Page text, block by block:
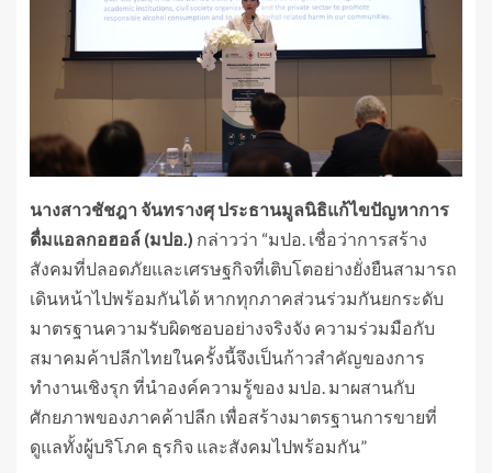
นางสาวชัชฎา จันทรางศุ ประธานมูลนิธิแก้ไขปัญหาการ
ดื่มแอลกอฮอล์ (มปอ.) กล่าวว่า “มปอ. เชื่อว่าการสร้าง
สังคมที่ปลอดภัยและเศรษฐกิจที่เติบโตอย่างยั่งยืนสามารถ
เดินหน้าไปพร้อมกันได้ หากทุกภาคส่วนร่วมกันยกระดับ
มาตรฐานความรับผิดชอบอย่างจริงจัง ความร่วมมือกับ
สมาคมค้าปลีกไทยในครั้งนี้จึงเป็นก้าวสำคัญของการ
ทำงานเชิงรุก ที่นำองค์ความรู้ของ มปอ. มาผสานกับ
ศักยภาพของภาคค้าปลีก เพื่อสร้างมาตรฐานการขายที่
ดูแลทั้งผู้บริโภค ธุรกิจ และสังคมไปพร้อมกัน”